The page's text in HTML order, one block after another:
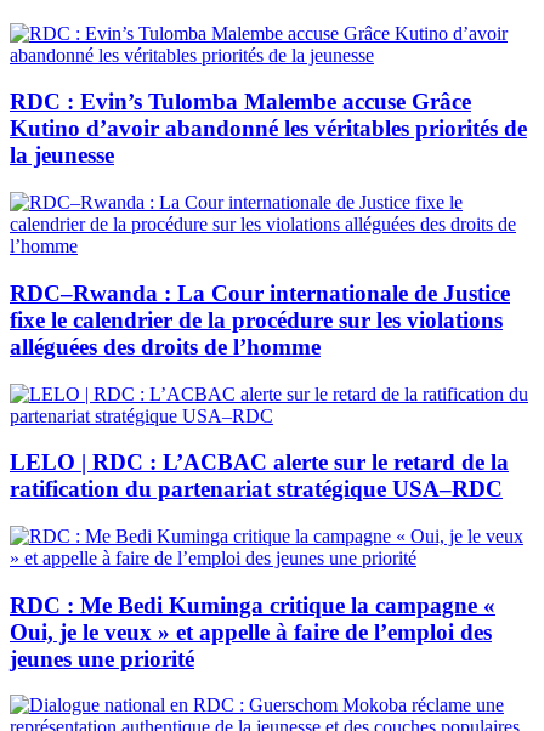
RDC : Evin’s Tulomba Malembe accuse Grâce
Kutino d’avoir abandonné les véritables priorités de
la jeunesse
RDC–Rwanda : La Cour internationale de Justice
fixe le calendrier de la procédure sur les violations
alléguées des droits de l’homme
LELO | RDC : L’ACBAC alerte sur le retard de la
ratification du partenariat stratégique USA–RDC
RDC : Me Bedi Kuminga critique la campagne «
Oui, je le veux » et appelle à faire de l’emploi des
jeunes une priorité